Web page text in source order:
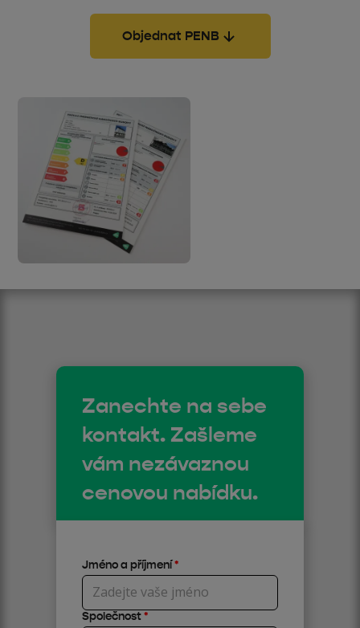
Objednat PENB
Zanechte na sebe
kontakt. Zašleme
vám nezávaznou
cenovou nabídku.
Jméno a příjmení*
Společnost*